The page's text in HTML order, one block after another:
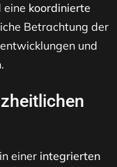
eine koordinierte
Betrachtung der
und
einer integrierten